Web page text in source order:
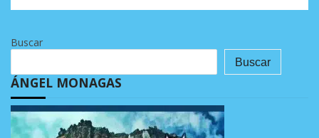
Buscar
Buscar
ÁNGEL MONAGAS